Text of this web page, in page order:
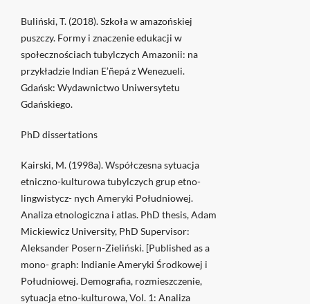
Buliński, T. (2018). Szkoła w amazońskiej
puszczy. Formy i znaczenie edukacji w
społecznościach tubylczych Amazonii: na
przykładzie Indian E’ñepá z Wenezueli.
Gdańsk: Wydawnictwo Uniwersytetu
Gdańskiego.
PhD dissertations
Kairski, M. (1998a). Współczesna sytuacja
etniczno-kulturowa tubylczych grup etno-
lingwistycz- nych Ameryki Południowej.
Analiza etnologiczna i atlas. PhD thesis, Adam
Mickiewicz University, PhD Supervisor:
Aleksander Posern-Zieliński. [Published as a
mono- graph: Indianie Ameryki Środkowej i
Południowej. Demografia, rozmieszczenie,
sytuacja etno-kulturowa, Vol. 1: Analiza